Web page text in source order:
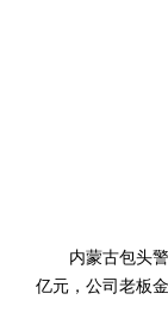
内蒙古包头警
亿元，公司老板